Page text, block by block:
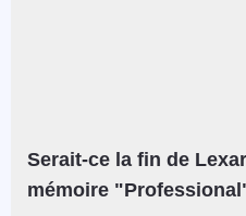
Serait-ce la fin de
mémoire